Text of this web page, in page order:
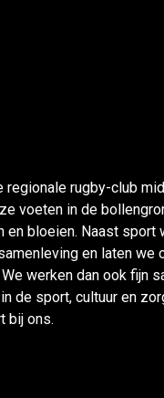
regionale rugby-club
voeten in de
en bloeien. Naast sport
en laten we
werken dan ook fijn
de sport, cultuur en
bij ons.